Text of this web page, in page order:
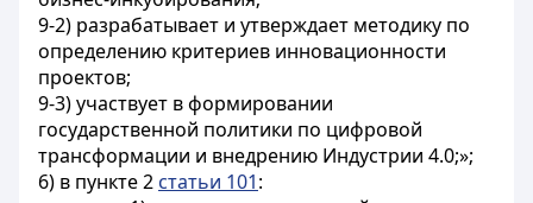
9-2) разрабатывает и утверждает методику по
определению критериев инновационности
проектов;
9-3) участвует в формировании
государственной политики по цифровой
трансформации и внедрению Индустрии 4.0;»;
6) в пункте 2 статьи 101: